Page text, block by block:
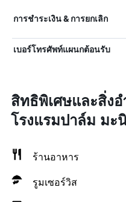
การชำระเงิน & การยกเลิก
เบอร์โทรศัพท์แผนกต้อนรับ
สิทธิพิเศษและสิ่ง
โรงแรมปาล์ม มะ
ร้านอาหาร
รูมเซอร์วิส